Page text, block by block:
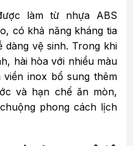
làm từ nhựa ABS
có khả năng kháng tia
dàng vệ sinh. Trong khi
hài hòa với nhiều màu
inox bổ sung thêm
và hạn chế ăn mòn,
phong cách lịch